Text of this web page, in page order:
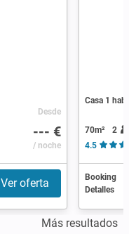
Desde
--- €
/ noche
Ver oferta
Casa 1
70m²
2
4.5
Booking
Detalles
Más resultados